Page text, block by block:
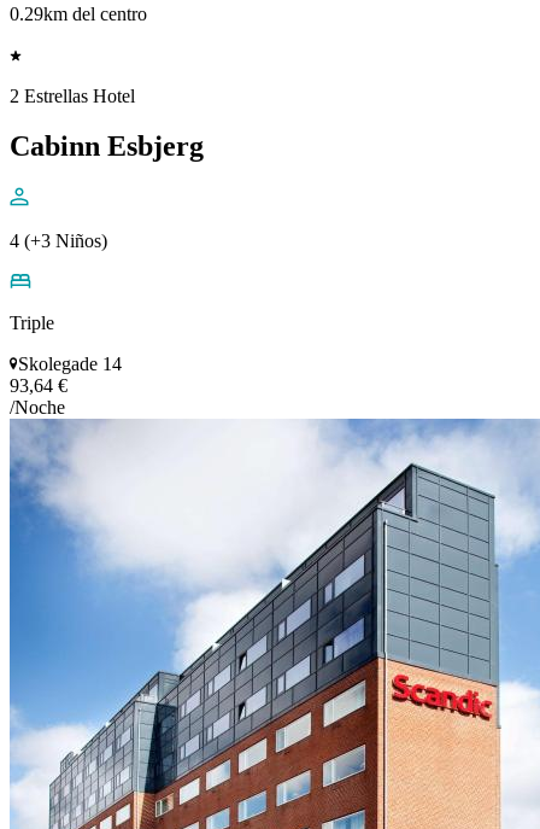
0.29km del centro
2 Estrellas Hotel
Cabinn Esbjerg
4 (+3 Niños)
Triple
Skolegade 14
93,64 €
/Noche